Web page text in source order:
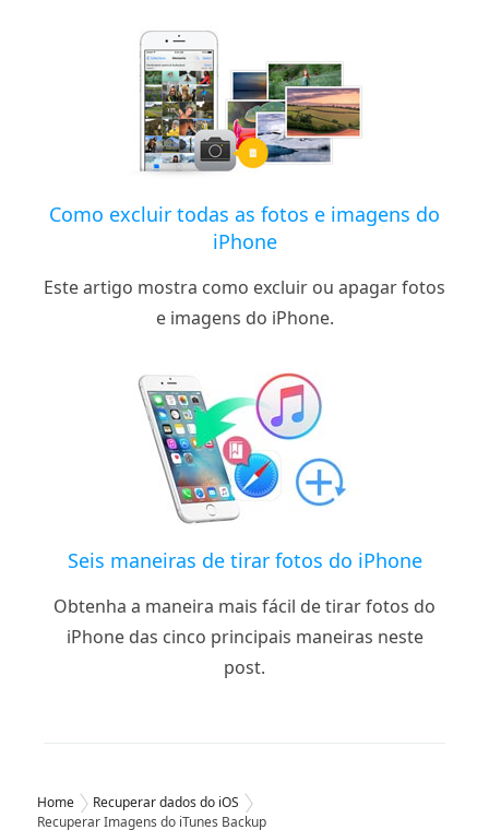
Como excluir todas as fotos e imagens do
iPhone
Este artigo mostra como excluir ou apagar fotos
e imagens do iPhone.
Seis maneiras de tirar fotos do iPhone
Obtenha a maneira mais fácil de tirar fotos do
iPhone das cinco principais maneiras neste
post.
Home
Recuperar dados do iOS
Recuperar Imagens do iTunes Backup